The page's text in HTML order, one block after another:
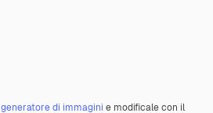
generatore di immagini e modificale con il